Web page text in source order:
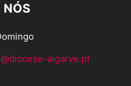
NÓS
algarve.pt